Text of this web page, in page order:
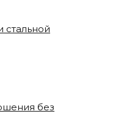
стальной
без